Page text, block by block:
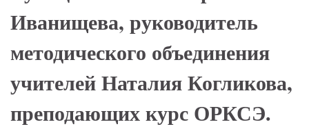
Иванищева, руководитель
методического объединения
учителей Наталия Когликова,
преподающих курс ОРКСЭ.